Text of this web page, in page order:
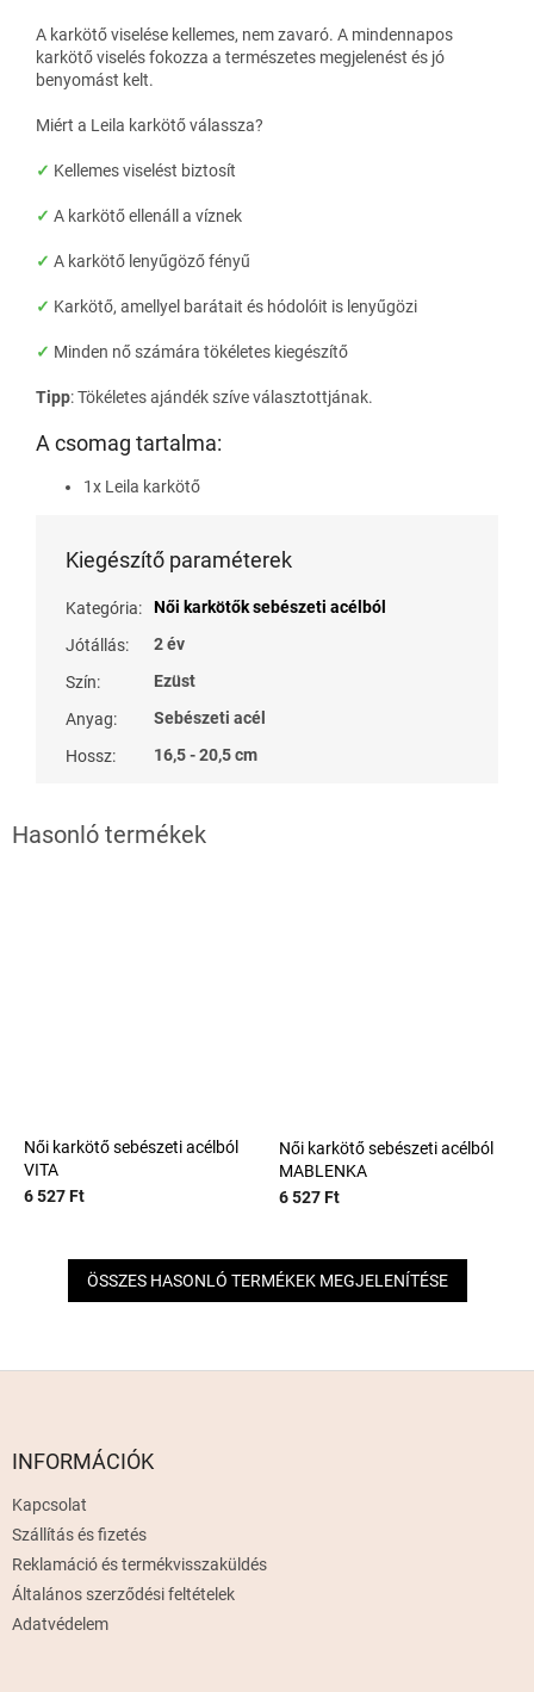
A karkötő viselése kellemes, nem zavaró. A mindennapos
karkötő viselés fokozza a természetes megjelenést és jó
benyomást kelt.
Miért a Leila karkötő válassza?
✓ Kellemes viselést biztosít
✓ A karkötő ellenáll a víznek
✓ A karkötő lenyűgöző fényű
✓ Karkötő, amellyel barátait és hódolóit is lenyűgözi
✓ Minden nő számára tökéletes kiegészítő
Tipp: Tökéletes ajándék szíve választottjának.
A csomag tartalma:
1x Leila karkötő
Kiegészítő paraméterek
Kategória:
Női karkötők sebészeti acélból
Jótállás:
2 év
Szín:
Ezüst
Anyag:
Sebészeti acél
Hossz: 16,5 - 20,5 cm
Női karkötő sebészeti acélból
VITA
6 527 Ft
Női karkötő sebészeti acélból
MABLENKA
6 527 Ft
ÖSSZES HASONLÓ TERMÉKEK MEGJELENÍTÉSE
INFORMÁCIÓK
Kapcsolat
Szállítás és fizetés
Reklamáció és termékvisszaküldés
Általános szerződési feltételek
Adatvédelem